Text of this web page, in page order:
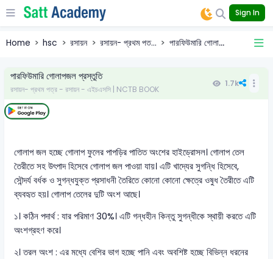
Sign In
Home hsc রসায়ন রসায়ন- প্রথম পত... পারফিউমারি গোলা...
পারফিউমারি গোলাপজল প্রস্তুতি
রসায়ন- প্রথম পত্র - রসায়ন - এইচএসসি | NCTB BOOK
1.7k
গোলাপ জল হচ্ছে গোলাপ ফুলের পাপড়ির পাতিত অংশের হাইড্রোসল। গোলাপ তেল
তৈরীতে সহ উৎপাদ হিসেবে গোলাপ জল পাওয়া যায়। এটি খাদ্যের সুগন্ধি হিসেবে,
সৌন্দর্য বর্ধক ও সুগন্ধযুক্ত প্রসাধনী তৈরিতে কোনো কোনো ক্ষেত্রে ওষুধ তৈরীতে এটি
ব্যবহৃত হয়। গোলাপ তেলের দুটি অংশ আছে।
১। কঠিন পদার্থ : যার পরিমাণ 30%। এটি গন্ধহীন কিন্তু সুগন্ধীকে স্থায়ী করতে এটি
অংশগ্রহণ করে।
২। তরল অংশ : এর মধ্যে বেশির ভাগ হচ্ছে পানি এবং অবশিষ্ট হচ্ছে বিভিন্ন ধরনের